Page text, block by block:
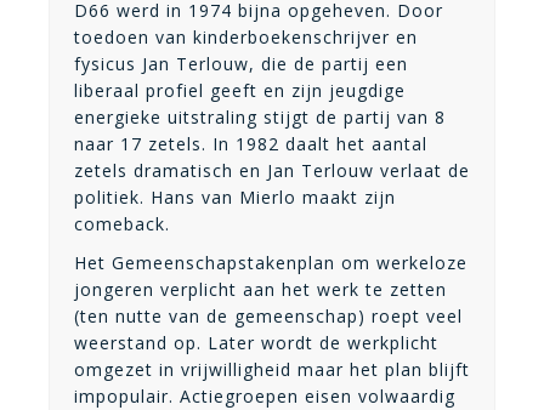
D66 werd in 1974 bijna opgeheven. Door
toedoen van kinderboekenschrijver en
fysicus Jan Terlouw, die de partij een
liberaal profiel geeft en zijn jeugdige
energieke uitstraling stijgt de partij van 8
naar 17 zetels. In 1982 daalt het aantal
zetels dramatisch en Jan Terlouw verlaat de
politiek. Hans van Mierlo maakt zijn
comeback.
Het Gemeenschapstakenplan om werkeloze
jongeren verplicht aan het werk te zetten
(ten nutte van de gemeenschap) roept veel
weerstand op. Later wordt de werkplicht
omgezet in vrijwilligheid maar het plan blijft
impopulair. Actiegroepen eisen volwaardig